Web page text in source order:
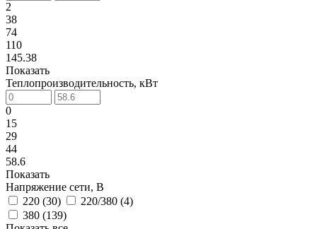
2
38
74
110
145.38
Показать
Теплопроизводительность, кВт
0
15
29
44
58.6
Показать
Напряжение сети, В
220 (30) 220/380 (4)
380 (139)